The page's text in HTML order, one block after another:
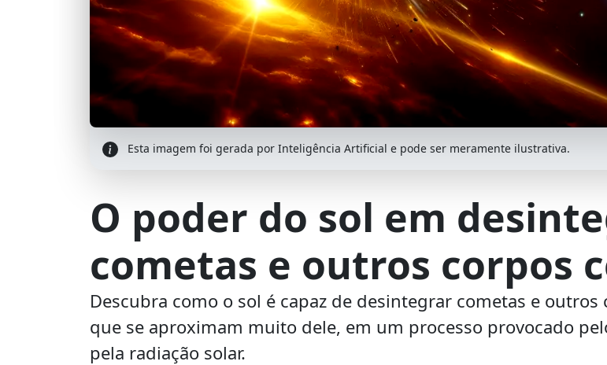
Esta imagem foi gerada por Inteligência Artificial e pode ser meramente ilustrativa.
O poder do sol em
cometas e outros corpos
Descubra como o sol é capaz de desintegrar cometas e outros
que se aproximam muito dele, em um processo provocado
pela radiação solar.